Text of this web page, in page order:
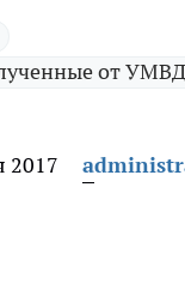
от
2017